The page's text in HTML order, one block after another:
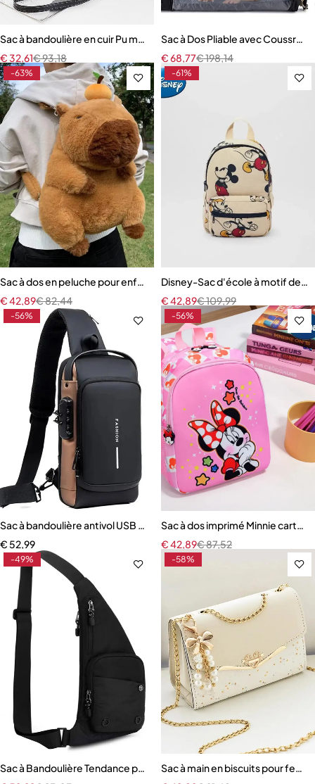
Sac à bandoulière en cuir Pu multi-poches pour femmes
€93,18
€32,61
Sac à Dos Pliable avec
€198,14
€68,77
-63%
Sac à dos en peluche pour enfants
€82,44
€42,89
-61%
Disney-Sac d'école à motif de
€109,99
€42,89
-56%
Sac à bandoulière antivol USB pour homme
€ 52,99
-56%
Sac à dos imprimé Minnie
€87,52
€42,89
-49%
Sac à Bandoulière Tendance pour Homme et Femme
-58%
Sac à main en biscuits pour